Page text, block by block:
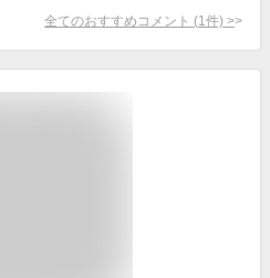
全てのおすすめコメント (1 件) >